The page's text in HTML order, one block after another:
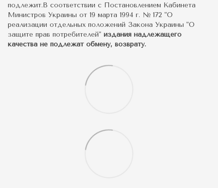
подлежит.В соответствии с Постановлением Кабинета
Министров Украины от 19 марта 1994 г. № 172 "О
реализации отдельных положений Закона Украины "О
защите прав потребителей" издания надлежащего
качества не подлежат обмену, возврату.